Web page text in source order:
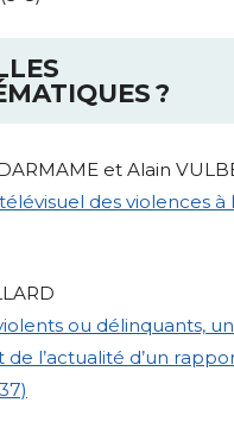
MATIQUES?
et Alain
des violences à
ou délinquants,
de l’actualité d’un